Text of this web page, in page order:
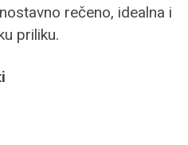
rečeno, idealna i
priliku.